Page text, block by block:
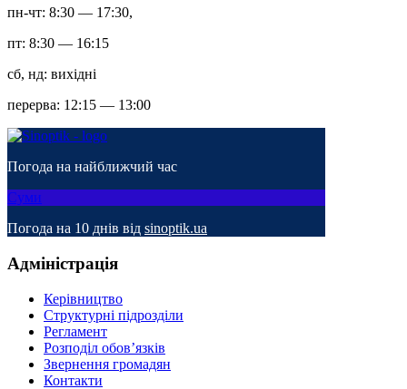
пн-чт: 8:30 — 17:30,
пт: 8:30 — 16:15
сб, нд: вихідні
перерва: 12:15 — 13:00
Погода на найближчий час
Суми
Погода на 10 днів від sinoptik.ua
Адміністрація
Керівництво
Структурні підрозділи
Регламент
Розподіл обов’язків
Звернення громадян
Контакти